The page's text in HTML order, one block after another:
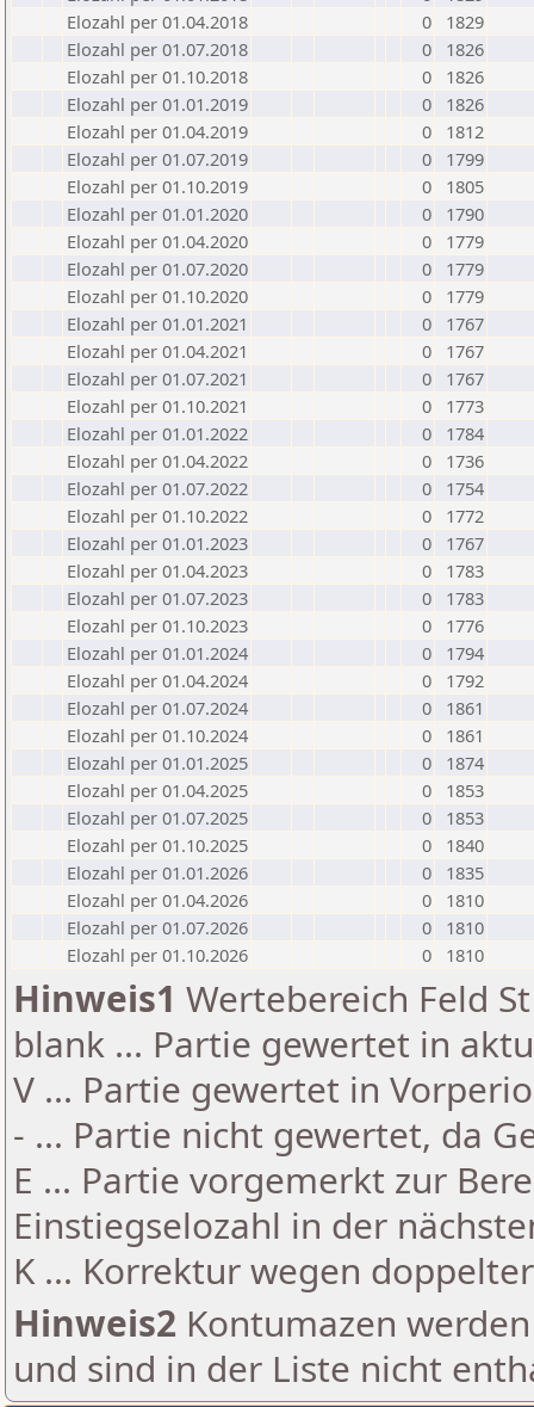
Elozahl per 01.04.2018
0
1829
Elozahl per 01.07.2018
0
1826
Elozahl per 01.10.2018
0
1826
Elozahl per 01.01.2019
0
1826
Elozahl per 01.04.2019
0
1812
Elozahl per 01.07.2019
0
1799
Elozahl per 01.10.2019
0
1805
Elozahl per 01.01.2020
0
1790
Elozahl per 01.04.2020
0
1779
Elozahl per 01.07.2020
0
1779
Elozahl per 01.10.2020
0
1779
Elozahl per 01.01.2021
0
1767
Elozahl per 01.04.2021
0
1767
Elozahl per 01.07.2021
0
1767
Elozahl per 01.10.2021
0
1773
Elozahl per 01.01.2022
0
1784
Elozahl per 01.04.2022
0
1736
Elozahl per 01.07.2022
0
1754
Elozahl per 01.10.2022
0
1772
Elozahl per 01.01.2023
0
1767
Elozahl per 01.04.2023
0
1783
Elozahl per 01.07.2023
0
1783
Elozahl per 01.10.2023
0
1776
Elozahl per 01.01.2024
0
1794
Elozahl per 01.04.2024
0
1792
Elozahl per 01.07.2024
0
1861
Elozahl per 01.10.2024
0
1861
Elozahl per 01.01.2025
0
1874
Elozahl per 01.04.2025
0
1853
Elozahl per 01.07.2025
0
1853
Elozahl per 01.10.2025
0
1840
Elozahl per 01.01.2026
0
1835
Elozahl per 01.04.2026
0
1810
Elozahl per 01.07.2026
0
1810
Elozahl per 01.10.2026
0 1810
Hinweis1 Wertebereich Feld
blank ... Partie gewertet in
V ... Partie gewertet in
- ... Partie nicht gewertet, da
E ... Partie vorgemerkt zur
Einstiegselozahl in der
K ... Korrektur wegen
Hinweis2 Kontumazen
und sind in der Liste nicht